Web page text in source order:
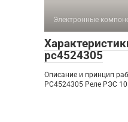
Электронные
рс4524305
Описание и принцип
РС4524305 Реле РЭС